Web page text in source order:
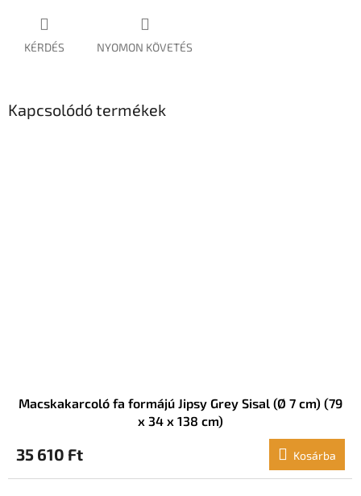
KÉRDÉS NYOMON KÖVETÉS
Kapcsolódó termékek
Macskakarcoló fa formájú Jipsy Grey Sisal (Ø 7 cm) (79
x 34 x 138 cm)
35 610 Ft Kosárba